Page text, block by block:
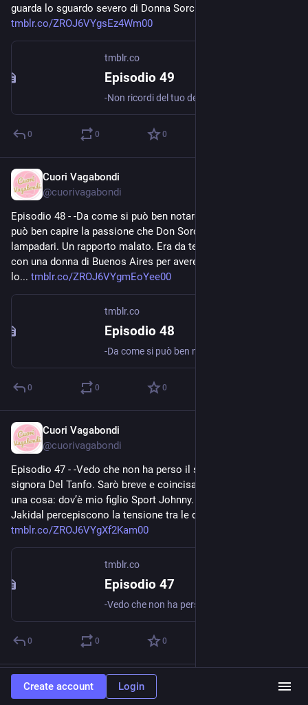
guarda lo sguardo severo di Donna Sorcia e non può fare a...
tmblr.co/ZROJ6VYgsEz4Wm00
tmblr.co
Episodio 49
0 0 0
Cuori Vagabondi
@cuorivagabondi
Episodio 48 - -Da come si può ben notare in questa casa, si
può ben capire la passione che Don Sorcio avesse per i
lampadari. Un rapporto malato. Era da tempo che contrattava
con una donna di Buenos Aires per avere il suo lampadario:
lo... tmblr.co/ZROJ6VYgmEoYee00
tmblr.co
Episodio 48
0 0 0
Cuori Vagabondi
@cuorivagabondi
Episodio 47 - -Vedo che non ha perso il senso dell’umorismo,
signora Del Tanfo. Sarò breve e coincisa. Voglio sapere solo
una cosa: dov’è mio figlio Sport Johnny. Sia Gismina sia
Jakidal percepiscono la tensione tra le due. -Non è un po’...
tmblr.co/ZROJ6VYgXf2Kam00
tmblr.co
Episodio 47
0 0 0
Jul 23, 2020
Cuori Vagabondi
@cuorivagabondi
Create account Login